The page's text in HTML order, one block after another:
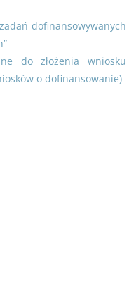
dofinansowywanych
do złożenia wniosku
o dofinansowanie)